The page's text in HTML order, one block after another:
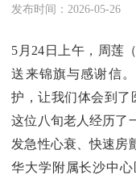
发布时间：2026-05-26
5月24日上午，周莲
送来锦旗与感谢信
护，让我们体会到了
这位八旬老人经历了
发急性心衰、快速房
华大学附属长沙中